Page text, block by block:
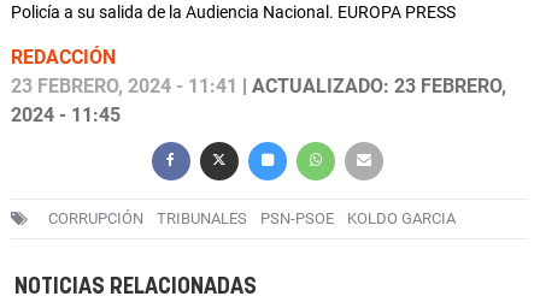
Policía a su salida de la Audiencia Nacional. EUROPA PRESS
REDACCIÓN
23 FEBRERO, 2024 - 11:41
| ACTUALIZADO: 23 FEBRERO,
2024 - 11:45
CORRUPCIÓN TRIBUNALES PSN-PSOE KOLDO GARCIA
NOTICIAS RELACIONADAS